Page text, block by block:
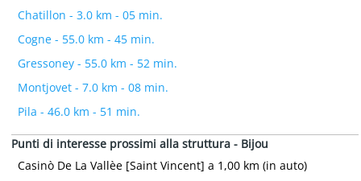
Chatillon - 3.0 km - 05 min.
Cogne - 55.0 km - 45 min.
Gressoney - 55.0 km - 52 min.
Montjovet - 7.0 km - 08 min.
Pila - 46.0 km - 51 min.
Punti di interesse prossimi alla struttura - Bijou
Casinò De La Vallèe [Saint Vincent] a 1,00 km (in auto)